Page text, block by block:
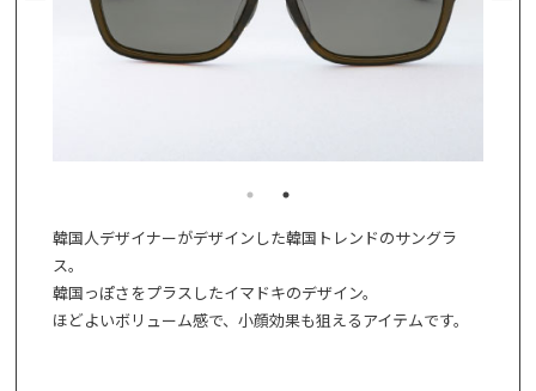
韓国人デザイナーがデザインした韓国トレンドのサングラ
ス。
韓国っぽさをプラスしたイマドキのデザイン。
ほどよいボリューム感で、小顔効果も狙えるアイテムです。